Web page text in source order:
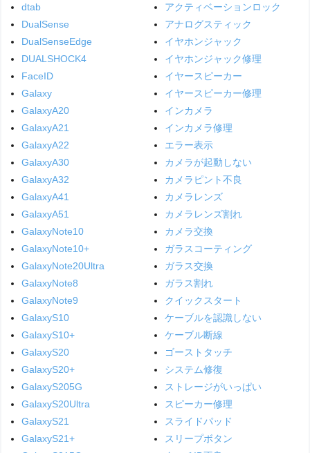
dtab
DualSense
DualSenseEdge
DUALSHOCK4
FaceID
Galaxy
GalaxyA20
GalaxyA21
GalaxyA22
GalaxyA30
GalaxyA32
GalaxyA41
GalaxyA51
GalaxyNote10
GalaxyNote10+
GalaxyNote20Ultra
GalaxyNote8
GalaxyNote9
GalaxyS10
GalaxyS10+
GalaxyS20
GalaxyS20+
GalaxyS205G
GalaxyS20Ultra
GalaxyS21
GalaxyS21+
アクティベーションロック
アナログスティック
イヤホンジャック
イヤホンジャック修理
イヤースピーカー
イヤースピーカー修理
インカメラ
インカメラ修理
エラー表示
カメラが起動しない
カメラピント不良
カメラレンズ
カメラレンズ割れ
カメラ交換
ガラスコーティング
ガラス交換
ガラス割れ
クイックスタート
ケーブルを認識しない
ケーブル断線
ゴーストタッチ
システム修復
ストレージがいっぱい
スピーカー修理
スライドパッド
スリープボタン